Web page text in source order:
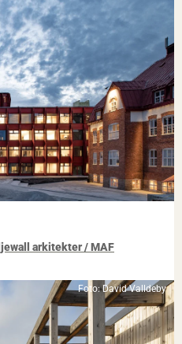
arkitekter / MAF
Foto: David Valldeby